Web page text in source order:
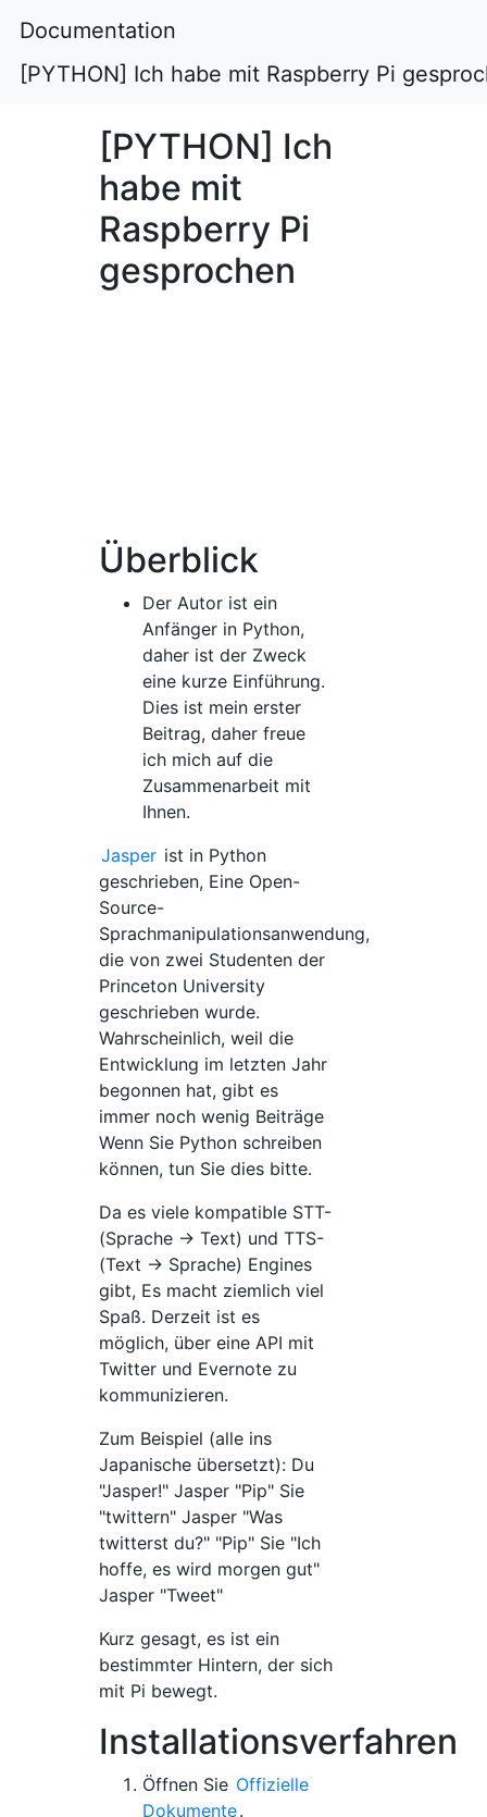
Documentation
[PYTHON] Ich habe mit Raspberry Pi
[PYTHON] Ich
habe mit
Raspberry Pi
gesprochen
Überblick
Der Autor ist ein
Anfänger in Python,
daher ist der Zweck
eine kurze Einführung.
Dies ist mein erster
Beitrag, daher freue
ich mich auf die
Zusammenarbeit mit
Ihnen.
Jasper ist in Python
geschrieben, Eine Open-
Source-
Sprachmanipulationsanwendung,
die von zwei Studenten der
Princeton University
geschrieben wurde.
Wahrscheinlich, weil die
Entwicklung im letzten Jahr
begonnen hat, gibt es
immer noch wenig Beiträge
Wenn Sie Python schreiben
können, tun Sie dies bitte.
Da es viele kompatible STT-
(Sprache → Text) und TTS-
(Text → Sprache) Engines
gibt, Es macht ziemlich viel
Spaß. Derzeit ist es
möglich, über eine API mit
Twitter und Evernote zu
kommunizieren.
Zum Beispiel (alle ins
Japanische übersetzt): Du
"Jasper!" Jasper "Pip" Sie
"twittern" Jasper "Was
twitterst du?" "Pip" Sie "Ich
hoffe, es wird morgen gut"
Jasper "Tweet"
Kurz gesagt, es ist ein
bestimmter Hintern, der sich
mit Pi bewegt.
Installationsverfahren
Öffnen Sie Offizielle
Dokumente.